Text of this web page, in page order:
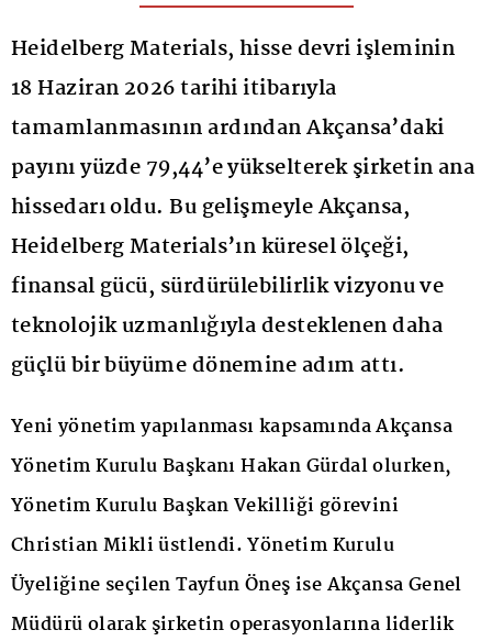
Heidelberg Materials, hisse devri işleminin
18 Haziran 2026 tarihi itibarıyla
tamamlanmasının ardından Akçansa’daki
payını yüzde 79,44’e yükselterek şirketin ana
hissedarı oldu. Bu gelişmeyle Akçansa,
Heidelberg Materials’ın küresel ölçeği,
finansal gücü, sürdürülebilirlik vizyonu ve
teknolojik uzmanlığıyla desteklenen daha
güçlü bir büyüme dönemine adım attı.
Yeni yönetim yapılanması kapsamında Akçansa
Yönetim Kurulu Başkanı Hakan Gürdal olurken,
Yönetim Kurulu Başkan Vekilliği görevini
Christian Mikli üstlendi. Yönetim Kurulu
Üyeliğine seçilen Tayfun Öneş ise Akçansa Genel
Müdürü olarak şirketin operasyonlarına liderlik